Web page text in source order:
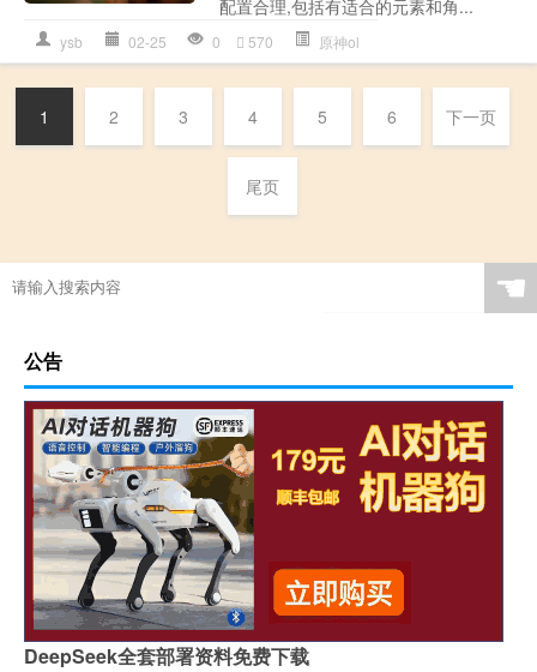
配置合理,包括有适合的元素和角...
ysb 02-25 0 570 原神ol
1 2 3 4 5 6 下一页
尾页
☚
公告
DeepSeek全套部署资料免费下载